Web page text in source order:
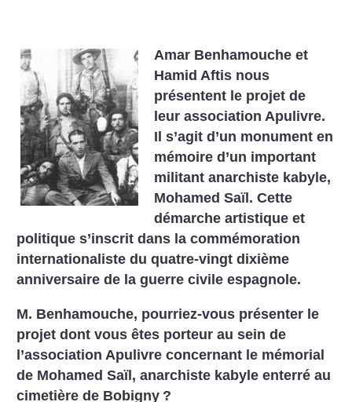
Amar Benhamouche et
Hamid Aftis nous
présentent le projet de
leur association Apulivre.
Il s’agit d’un monument en
mémoire d’un important
militant anarchiste kabyle,
Mohamed Saïl. Cette
démarche artistique et
politique s’inscrit dans la commémoration
internationaliste du quatre-vingt dixième
anniversaire de la guerre civile espagnole.
M. Benhamouche, pourriez-vous présenter le
projet dont vous êtes porteur au sein de
l’association Apulivre concernant le mémorial
de Mohamed Saïl, anarchiste kabyle enterré au
cimetière de Bobigny ?